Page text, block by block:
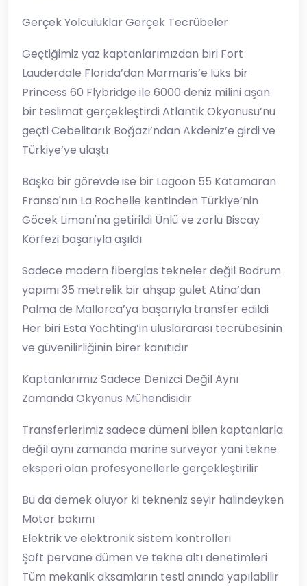
Gerçek Yolculuklar Gerçek Tecrübeler
Geçtiğimiz yaz kaptanlarımızdan biri Fort
Lauderdale Florida’dan Marmaris’e lüks bir
Princess 60 Flybridge ile 6000 deniz milini aşan
bir teslimat gerçekleştirdi Atlantik Okyanusu’nu
geçti Cebelitarık Boğazı’ndan Akdeniz’e girdi ve
Türkiye’ye ulaştı
Başka bir görevde ise bir Lagoon 55 Katamaran
Fransa'nın La Rochelle kentinden Türkiye’nin
Göcek Limanı'na getirildi Ünlü ve zorlu Biscay
Körfezi başarıyla aşıldı
Sadece modern fiberglas tekneler değil Bodrum
yapımı 35 metrelik bir ahşap gulet Atina’dan
Palma de Mallorca’ya başarıyla transfer edildi
Her biri Esta Yachting’in uluslararası tecrübesinin
ve güvenilirliğinin birer kanıtıdır
Kaptanlarımız Sadece Denizci Değil Aynı
Zamanda Okyanus Mühendisidir
Transferlerimiz sadece dümeni bilen kaptanlarla
değil aynı zamanda marine surveyor yani tekne
eksperi olan profesyonellerle gerçekleştirilir
Bu da demek oluyor ki tekneniz seyir halindeyken
Motor bakımı
Elektrik ve elektronik sistem kontrolleri
Şaft pervane dümen ve tekne altı denetimleri
Tüm mekanik aksamların testi anında yapılabilir